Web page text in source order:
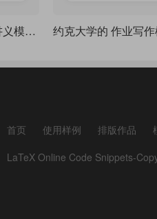
给朋友制作的数学类讲义模板：Overview of Sobolev Spaces 约克大学的 作业写
首页 使用样例 排版作品
LaTeX Online Code Snippets-